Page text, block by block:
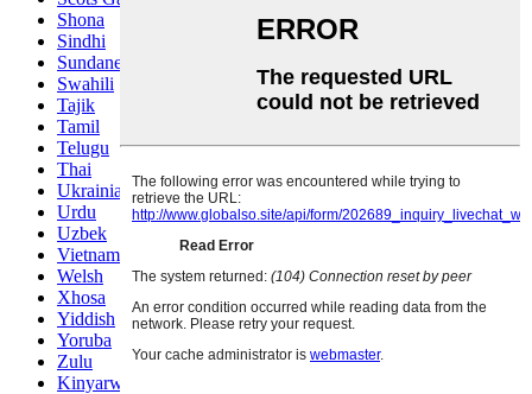
Shona
Sindhi
Sundanese
Swahili
Tajik
Tamil
Telugu
Thai
Ukrainian
Urdu
Uzbek
Vietnamese
Welsh
Xhosa
Yiddish
Yoruba
Zulu
Kinyarwanda